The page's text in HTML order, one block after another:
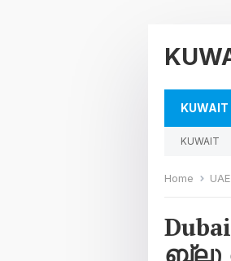
KUWAIT
KUWAIT
Home UAE
ബ്ലൂ